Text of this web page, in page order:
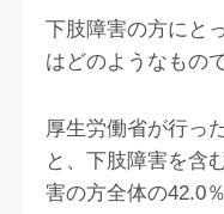
下肢障害の方にと
はどのようなもの
厚生労働省が行っ
と、下肢障害を含
害の方全体の42.0